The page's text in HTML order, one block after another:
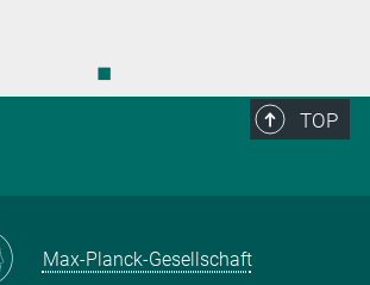
◼
TOP
Max-Planck-Gesellschaft